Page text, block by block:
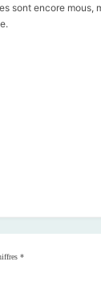
sont encore mous,
*